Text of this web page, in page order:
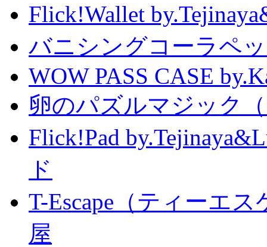
Flick!Wallet
バニシングコーラペ
WOW PASS CASE
卵のパズルマジック
Flick!Pad
ド
T-Escape（ティーエ
屋